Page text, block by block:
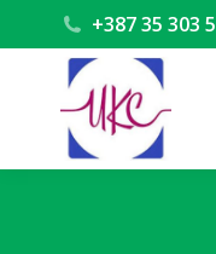
+387 35 303